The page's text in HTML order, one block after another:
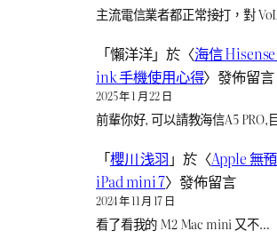
主流電信業者都正常接打，對
「懶洋洋」於〈海信 Hisense
ink 手機使用心得〉發佈留言
2025 年 1 月 22 日
前輩你好, 可以請教海信A5 PRO,
「櫻川 浅羽 」於〈Apple 無
iPad mini 7〉發佈留言
2024 年 11 月 17 日
看了看我的 M2 Mac mini 又不…